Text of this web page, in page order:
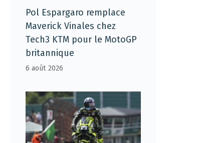
Pol Espargaro remplace
Maverick Vinales chez
Tech3 KTM pour le MotoGP
britannique
6 août 2026